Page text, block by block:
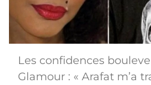
Les confidences
Glamour : « Arafat m’a